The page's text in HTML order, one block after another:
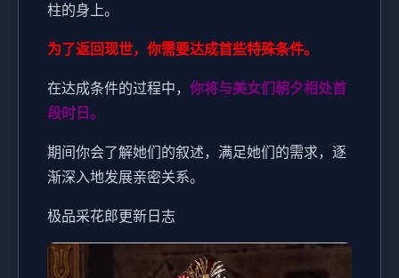
柱的身上。
为了返回现世，你需要达成首些特殊条件。
在达成条件的过程中， 你将与美女们朝夕相处首
段时日。
期间你会了解她们的叙述，满足她们的需求，逐
渐深入地发展亲密关系。
极品采花郎更新日志